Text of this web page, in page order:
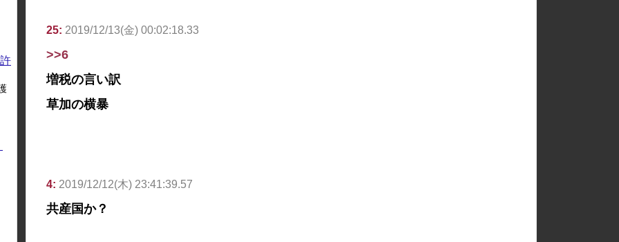
25: 2019/12/13(金) 00:02:18.33
>>6
増税の言い訳
草加の横暴
4: 2019/12/12(木) 23:41:39.57
共産国か？